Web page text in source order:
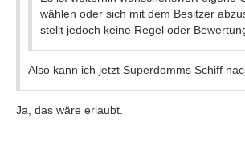
wählen oder sich mit dem Besitzer
stellt jedoch keine Regel oder
Also kann ich jetzt Superdomms Schiff
Ja, das wäre erlaubt.